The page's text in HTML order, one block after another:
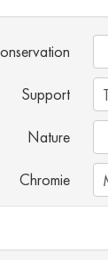
Support
Nature
Chromie